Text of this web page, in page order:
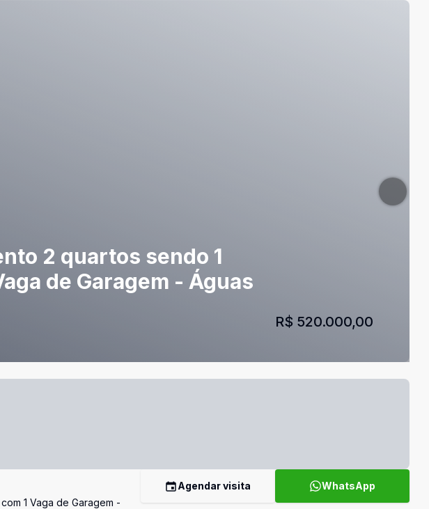
2 quartos sendo 1
de Garagem - Águas
R$ 520.000,00
1 Vaga de Garagem -
Agendar visita WhatsApp